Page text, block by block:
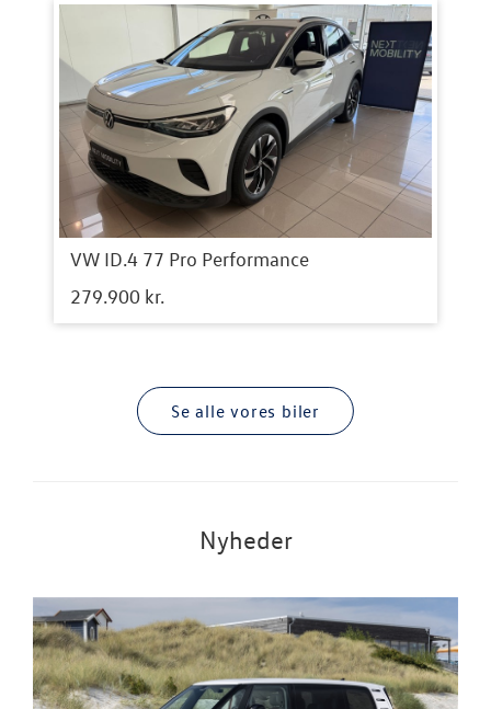
VW ID.4 77 Pro Performance
279.900 kr.
Se alle vores biler
Nyheder